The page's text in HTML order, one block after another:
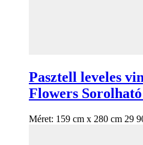
Pasztell leveles
Flowers
Méret: 159 cm x 280 cm 29